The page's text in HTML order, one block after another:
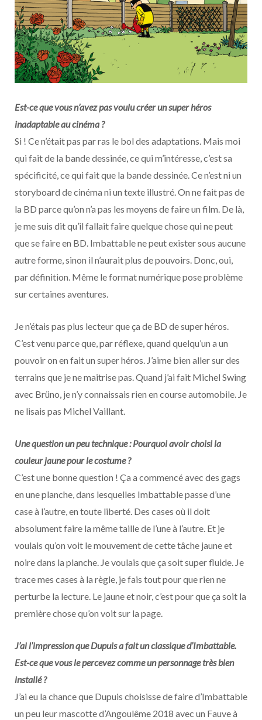
Est-ce que vous n’avez pas voulu créer un super héros
inadaptable au cinéma ?
Si ! Ce n’était pas par ras le bol des adaptations. Mais moi
qui fait de la bande dessinée, ce qui m’intéresse, c’est sa
spécificité, ce qui fait que la bande dessinée. Ce n’est ni un
storyboard de cinéma ni un texte illustré. On ne fait pas de
la BD parce qu’on n’a pas les moyens de faire un film. De là,
je me suis dit qu’il fallait faire quelque chose qui ne peut
que se faire en BD. Imbattable ne peut exister sous aucune
autre forme, sinon il n’aurait plus de pouvoirs. Donc, oui,
par définition. Même le format numérique pose problème
sur certaines aventures.
Je n’étais pas plus lecteur que ça de BD de super héros.
C’est venu parce que, par réflexe, quand quelqu’un a un
pouvoir on en fait un super héros. J’aime bien aller sur des
terrains que je ne maitrise pas. Quand j’ai fait Michel Swing
avec Brüno, je n’y connaissais rien en course automobile. Je
ne lisais pas Michel Vaillant.
Une question un peu technique : Pourquoi avoir choisi la
couleur jaune pour le costume ?
C’est une bonne question ! Ça a commencé avec des gags
en une planche, dans lesquelles Imbattable passe d’une
case à l’autre, en toute liberté. Des cases où il doit
absolument faire la même taille de l’une à l’autre. Et je
voulais qu’on voit le mouvement de cette tâche jaune et
noire dans la planche. Je voulais que ça soit super fluide. Je
trace mes cases à la règle, je fais tout pour que rien ne
perturbe la lecture. Le jaune et noir, c’est pour que ça soit la
première chose qu’on voit sur la page.
J’ai l’impression que Dupuis a fait un classique d’Imbattable.
Est-ce que vous le percevez comme un personnage très bien
installé ?
J’ai eu la chance que Dupuis choisisse de faire d’Imbattable
un peu leur mascotte d’Angoulême 2018 avec un Fauve à